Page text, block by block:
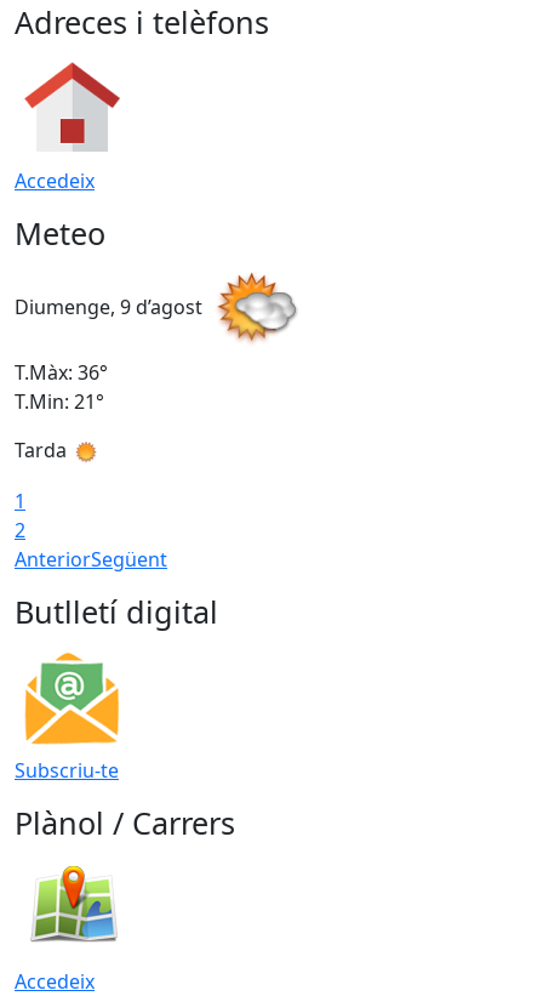
Adreces i telèfons
Accedeix
Meteo
Diumenge, 9 d’agost
T.Màx: 36°
T.Min: 21°
Tarda
1
2
AnteriorSegüent
Butlletí digital
Subscriu-te
Plànol / Carrers
Accedeix